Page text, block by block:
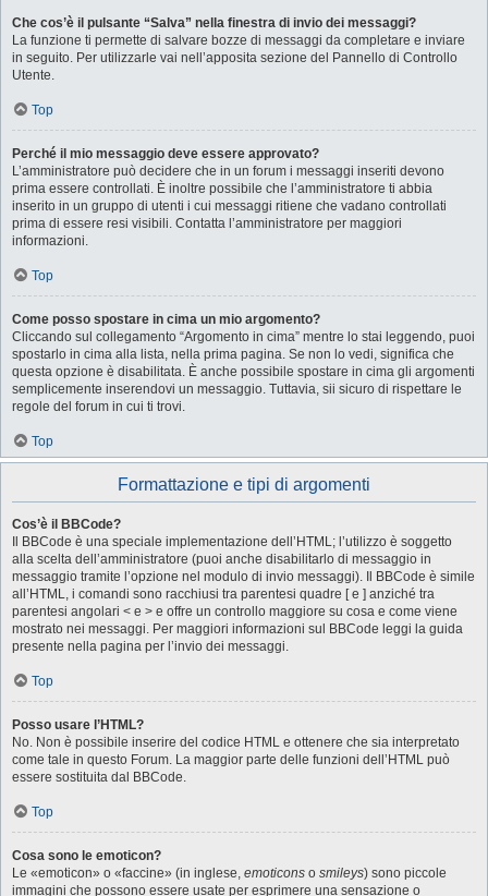
Che cos’è il pulsante “Salva” nella finestra di invio dei messaggi?
La funzione ti permette di salvare bozze di messaggi da completare e inviare
in seguito. Per utilizzarle vai nell’apposita sezione del Pannello di Controllo
Utente.
Top
Perché il mio messaggio deve essere approvato?
L’amministratore può decidere che in un forum i messaggi inseriti devono
prima essere controllati. È inoltre possibile che l’amministratore ti abbia
inserito in un gruppo di utenti i cui messaggi ritiene che vadano controllati
prima di essere resi visibili. Contatta l’amministratore per maggiori
informazioni.
Top
Come posso spostare in cima un mio argomento?
Cliccando sul collegamento “Argomento in cima” mentre lo stai leggendo, puoi
spostarlo in cima alla lista, nella prima pagina. Se non lo vedi, significa che
questa opzione è disabilitata. È anche possibile spostare in cima gli argomenti
semplicemente inserendovi un messaggio. Tuttavia, sii sicuro di rispettare le
regole del forum in cui ti trovi.
Top
Formattazione e tipi di argomenti
Cos’è il BBCode?
Il BBCode è una speciale implementazione dell’HTML; l’utilizzo è soggetto
alla scelta dell’amministratore (puoi anche disabilitarlo di messaggio in
messaggio tramite l’opzione nel modulo di invio messaggi). Il BBCode è simile
all’HTML, i comandi sono racchiusi tra parentesi quadre [ e ] anziché tra
parentesi angolari < e > e offre un controllo maggiore su cosa e come viene
mostrato nei messaggi. Per maggiori informazioni sul BBCode leggi la guida
presente nella pagina per l’invio dei messaggi.
Top
Posso usare l’HTML?
No. Non è possibile inserire del codice HTML e ottenere che sia interpretato
come tale in questo Forum. La maggior parte delle funzioni dell’HTML può
essere sostituita dal BBCode.
Top
Cosa sono le emoticon?
Le «emoticon» o «faccine» (in inglese, emoticons o smileys) sono piccole
immagini che possono essere usate per esprimere una sensazione o